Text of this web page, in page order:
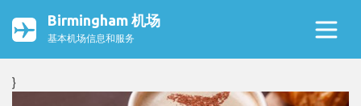
Birmingham 机场
基本机场信息和服务
}